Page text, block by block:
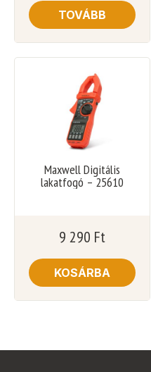
TOVÁBB
Maxwell Digitális
lakatfogó – 25610
9 290 Ft
KOSÁRBA